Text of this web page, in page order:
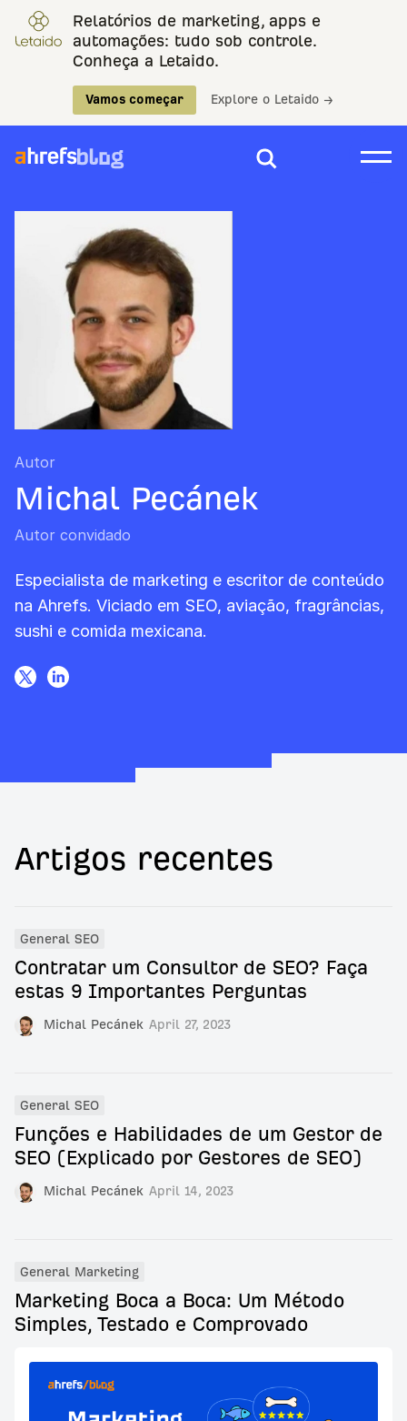
Relatórios de marketing, apps e
automações: tudo sob controle.
Conheça a Letaido.
Vamos começar Explore o Letaido →
Autor
Michal Pecánek
Autor convidado
Especialista de marketing e escritor de conteúdo
na Ahrefs. Viciado em SEO, aviação, fragrâncias,
sushi e comida mexicana.
Artigos recentes
Michal Pecánek April 27, 2023
General SEO
Contratar um Consultor de SEO? Faça
estas 9 Importantes Perguntas
Michal Pecánek April 14, 2023
General SEO
Funções e Habilidades de um Gestor de
SEO (Explicado por Gestores de SEO)
General Marketing
Marketing Boca a Boca: Um Método
Simples, Testado e Comprovado